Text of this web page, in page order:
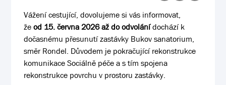
Vážení cestující, dovolujeme si vás informovat,
žeod 15. června 2026 až do odvolánídochází k
dočasnému přesunutí zastávky Bukov sanatorium,
směr Rondel. Důvodem je pokračující rekonstrukce
komunikace Sociálně péče a s tím spojena
rekonstrukce povrchu v prostoru zastávky.